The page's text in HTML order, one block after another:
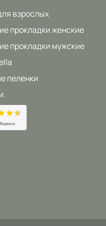
взрослых
прокладки женские
прокладки мужские
пеленки